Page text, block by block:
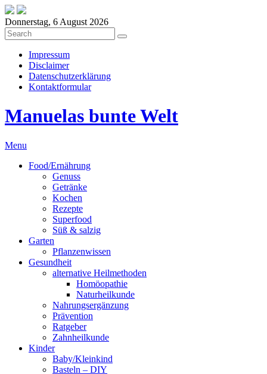
Donnerstag, 6 August 2026
Impressum
Disclaimer
Datenschutzerklärung
Kontaktformular
Manuelas bunte Welt
Menu
Food/Ernährung
Genuss
Getränke
Kochen
Rezepte
Superfood
Süß & salzig
Garten
Pflanzenwissen
Gesundheit
alternative Heilmethoden
Homöopathie
Naturheilkunde
Nahrungsergänzung
Prävention
Ratgeber
Zahnheilkunde
Kinder
Baby/Kleinkind
Basteln – DIY